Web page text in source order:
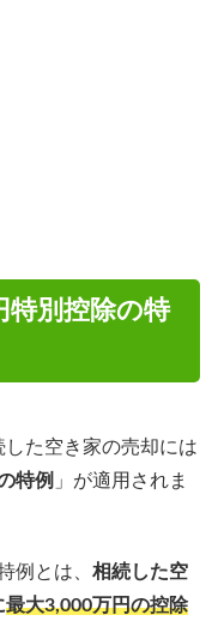
特別控除の特
た空き家の売却には
特例 」が適用されま
例とは、 相続した空
最大3,000万円の控除